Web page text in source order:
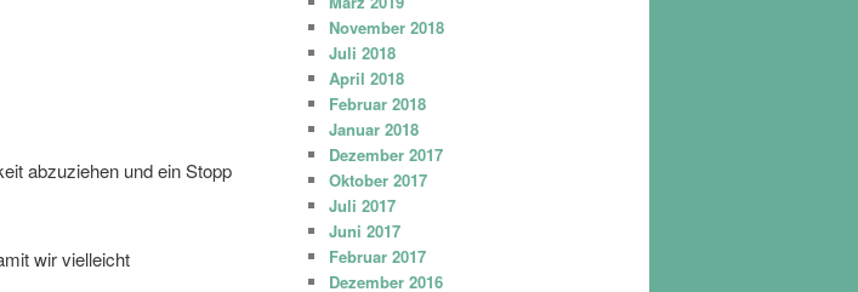
abzuziehen und ein Stopp
wir vielleicht
November 2018
Juli 2018
April 2018
Februar 2018
Januar 2018
Dezember 2017
Oktober 2017
Juli 2017
Juni 2017
Februar 2017
Dezember 2016